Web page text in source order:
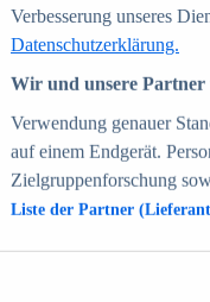
Shop
Verbesserung unseres
Datenschutzerklärung.
Wir und unsere Partner
Verwendung genauer
auf einem Endgerät.
Zielgruppenforschung
Liste der Partner